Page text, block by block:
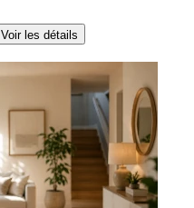
Voir les détails